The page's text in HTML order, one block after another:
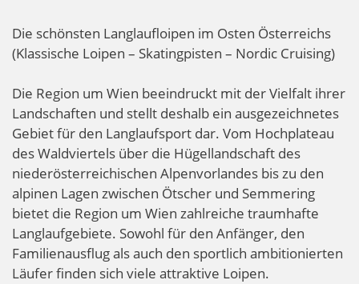
Die schönsten Langlaufloipen im Osten Österreichs
(Klassische Loipen – Skatingpisten – Nordic Cruising)
Die Region um Wien beeindruckt mit der Vielfalt ihrer
Landschaften und stellt deshalb ein ausgezeichnetes
Gebiet für den Langlaufsport dar. Vom Hochplateau
des Waldviertels über die Hügellandschaft des
niederösterreichischen Alpenvorlandes bis zu den
alpinen Lagen zwischen Ötscher und Semmering
bietet die Region um Wien zahlreiche traumhafte
Langlaufgebiete. Sowohl für den Anfänger, den
Familienausflug als auch den sportlich ambitionierten
Läufer finden sich viele attraktive Loipen.